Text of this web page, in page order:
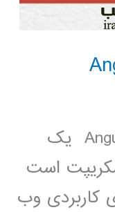
Angular 2 چیست؟ Angular 2 یک
است
کاربردی وب